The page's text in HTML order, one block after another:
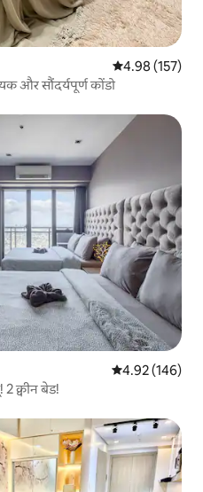
औसत रेटिंग 5 में से
4.98 (157)
और सौंदर्यपूर्ण कोंडो
औसत रेटिंग 5 में से
4.92 (146)
2 क्वीन बेड!